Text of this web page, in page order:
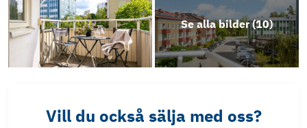
Se alla bilder (10)
Vill du också sälja med oss?